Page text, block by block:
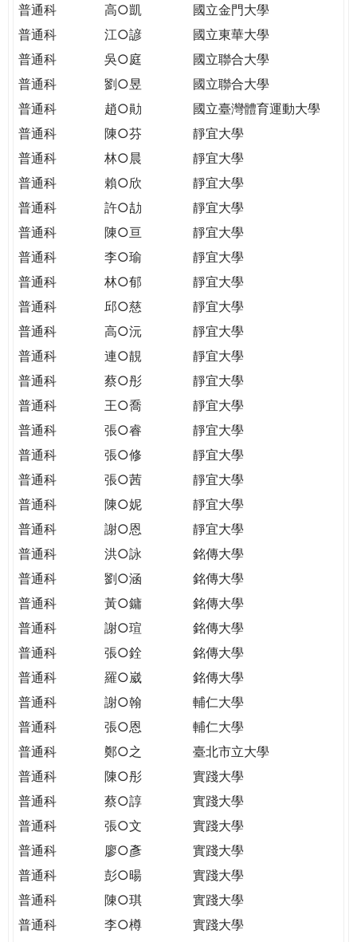
PATH
CITIZENSHIP
普通科
高○凱
國立金門大學
普通科
江○諺
國立東華大學
普通科
吳○庭
國立聯合大學
普通科
劉○昱
國立聯合大學
普通科
趙○勛
國立臺灣體育運動大學
普通科
陳○芬
靜宜大學
普通科
林○晨
靜宜大學
普通科
賴○欣
靜宜大學
普通科
許○劼
靜宜大學
普通科
陳○亘
靜宜大學
普通科
李○瑜
靜宜大學
普通科
林○郁
靜宜大學
普通科
邱○慈
靜宜大學
普通科
高○沅
靜宜大學
普通科
連○靚
靜宜大學
普通科
蔡○彤
靜宜大學
普通科
王○喬
靜宜大學
普通科
張○睿
靜宜大學
普通科
張○修
靜宜大學
普通科
張○茜
靜宜大學
普通科
陳○妮
靜宜大學
普通科
謝○恩
靜宜大學
普通科
洪○詠
銘傳大學
普通科
劉○涵
銘傳大學
普通科
黃○鏞
銘傳大學
普通科
謝○瑄
銘傳大學
普通科
張○銓
銘傳大學
普通科
羅○崴
銘傳大學
普通科
謝○翰
輔仁大學
普通科
張○恩
輔仁大學
普通科
鄭○之
臺北市立大學
普通科
陳○彤
實踐大學
普通科
蔡○諄
實踐大學
普通科
張○文
實踐大學
普通科
廖○彥
實踐大學
普通科
彭○暘
實踐大學
普通科
陳○琪
實踐大學
普通科
李○樽
實踐大學